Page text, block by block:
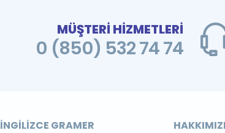
MÜŞTERİ HİZMETLERİ
0 (850) 532 74 74
İNGILIZCE GRAMER